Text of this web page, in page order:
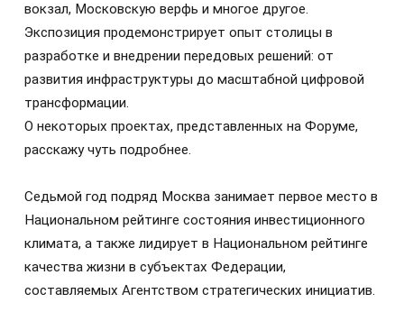
вокзал, Московскую верфь и многое другое.
Экспозиция продемонстрирует опыт столицы в
разработке и внедрении передовых решений: от
развития инфраструктуры до масштабной цифровой
трансформации.
О некоторых проектах, представленных на Форуме,
расскажу чуть подробнее.
Седьмой год подряд Москва занимает первое место в
Национальном рейтинге состояния инвестиционного
климата, а также лидирует в Национальном рейтинге
качества жизни в субъектах Федерации,
составляемых Агентством стратегических инициатив.